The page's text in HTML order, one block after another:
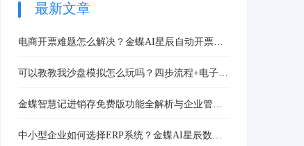
最新文章
电商开票难题怎么解决？金蝶AI星辰自动开票软
可以教教我沙盘模拟怎么玩吗？四步流程+电子沙
金蝶智慧记进销存免费版功能全解析与企业管理
中小型企业如何选择ERP系统？金蝶AI星辰数字